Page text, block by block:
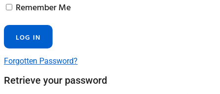
Remember Me
Forgotten Password?
Retrieve your password